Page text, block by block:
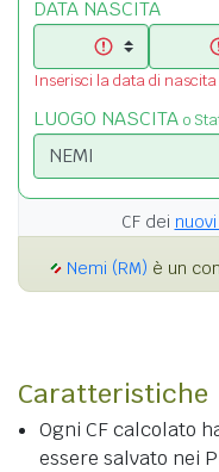
DATA NASCITA
Inserisci la data di nascita
LUOGO NASCITA o
CF dei
Nemi (RM) è un
Caratteristiche
Ogni CF calcolato
essere salvato nei